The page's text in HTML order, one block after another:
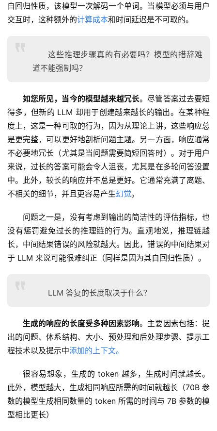
自回归性质，该模型一次解码一个单词。当模型必须与用户
交互时，这种额外的计算成本和时间延迟是不可取的。
这些推理步骤真的有必要吗？模型的措辞难
道不能强制吗？
如您所见，当今的模型越来越冗长。尽管答案过去要短
得多，但新的 LLM 却用于创建越来越长的输出。在某种程
度上，这是一种可取的行为，因为从理论上讲，这些响应总
是更完整，可以更好地剖析问题主题。另一方面，响应通常
不必要地冗长（尤其是当问题需要简短回答时）。对于用户
来说，过长的答案可能会令人沮丧，尤其是在多轮问答设置
中。此外，较长的响应并不总是更好。它通常充满了离题、
不相关的细节，并且更容易产生幻觉。
问题之一是，没有考虑到输出的简洁性的评估指标，也
没有惩罚避免过长的推理链的行为。直观地说，推理链越
长，中间结果错误的风险就越大。因此，错误的中间结果对
于 LLM 来说可能很难纠正（同样是因为其自回归性质）。
LLM 答复的长度取决于什么？
生成的响应的长度受多种因素影响。主要因素包括：提
出的问题、体系结构、大小、预处理和后处理步骤、提示工
程技术以及提示中添加的上下文。
很容易想象，生成的 token 越多，生成时间就越长。
此外，模型越大，生成相同响应所需的时间就越长（70B 参
数的模型生成相同数量的 token 所需的时间与 7B 参数的模
型相比更长）